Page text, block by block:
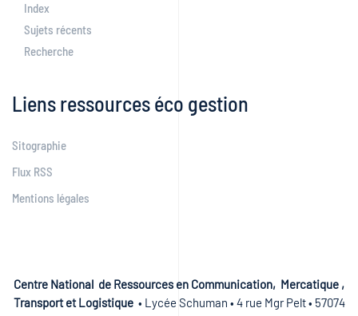
Index
Sujets récents
Recherche
Liens ressources éco gestion
Sitographie
Flux RSS
Mentions légales
Centre National de Ressources en Communication, Mercatique ,
Transport et Logistique • Lycée Schuman • 4 rue Mgr Pelt • 57074